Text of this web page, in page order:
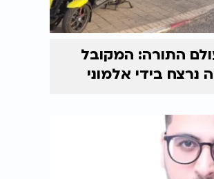
התורה: המקובל
נרצח בידי אלמוני